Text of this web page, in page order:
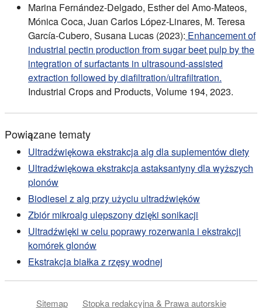
Marina Fernández-Delgado, Esther del Amo-Mateos,
Mónica Coca, Juan Carlos López-Linares, M. Teresa
García-Cubero, Susana Lucas (2023): Enhancement of
industrial pectin production from sugar beet pulp by the
integration of surfactants in ultrasound-assisted
extraction followed by diafiltration/ultrafiltration.
Industrial Crops and Products, Volume 194, 2023.
Powiązane tematy
Ultradźwiękowa ekstrakcja alg dla suplementów diety
Ultradźwiękowa ekstrakcja astaksantyny dla wyższych
plonów
Biodiesel z alg przy użyciu ultradźwięków
Zbiór mikroalg ulepszony dzięki sonikacji
Ultradźwięki w celu poprawy rozerwania i ekstrakcji
komórek glonów
Ekstrakcja białka z rzęsy wodnej
Sitemap Stopka redakcyjna & Prawa autorskie